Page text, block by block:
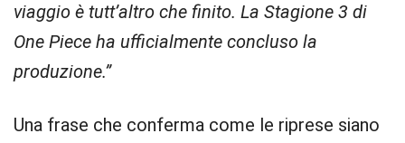
viaggio è tutt’altro che finito. La Stagione 3 di
One Piece ha ufficialmente concluso la
produzione.”
Una frase che conferma come le riprese siano